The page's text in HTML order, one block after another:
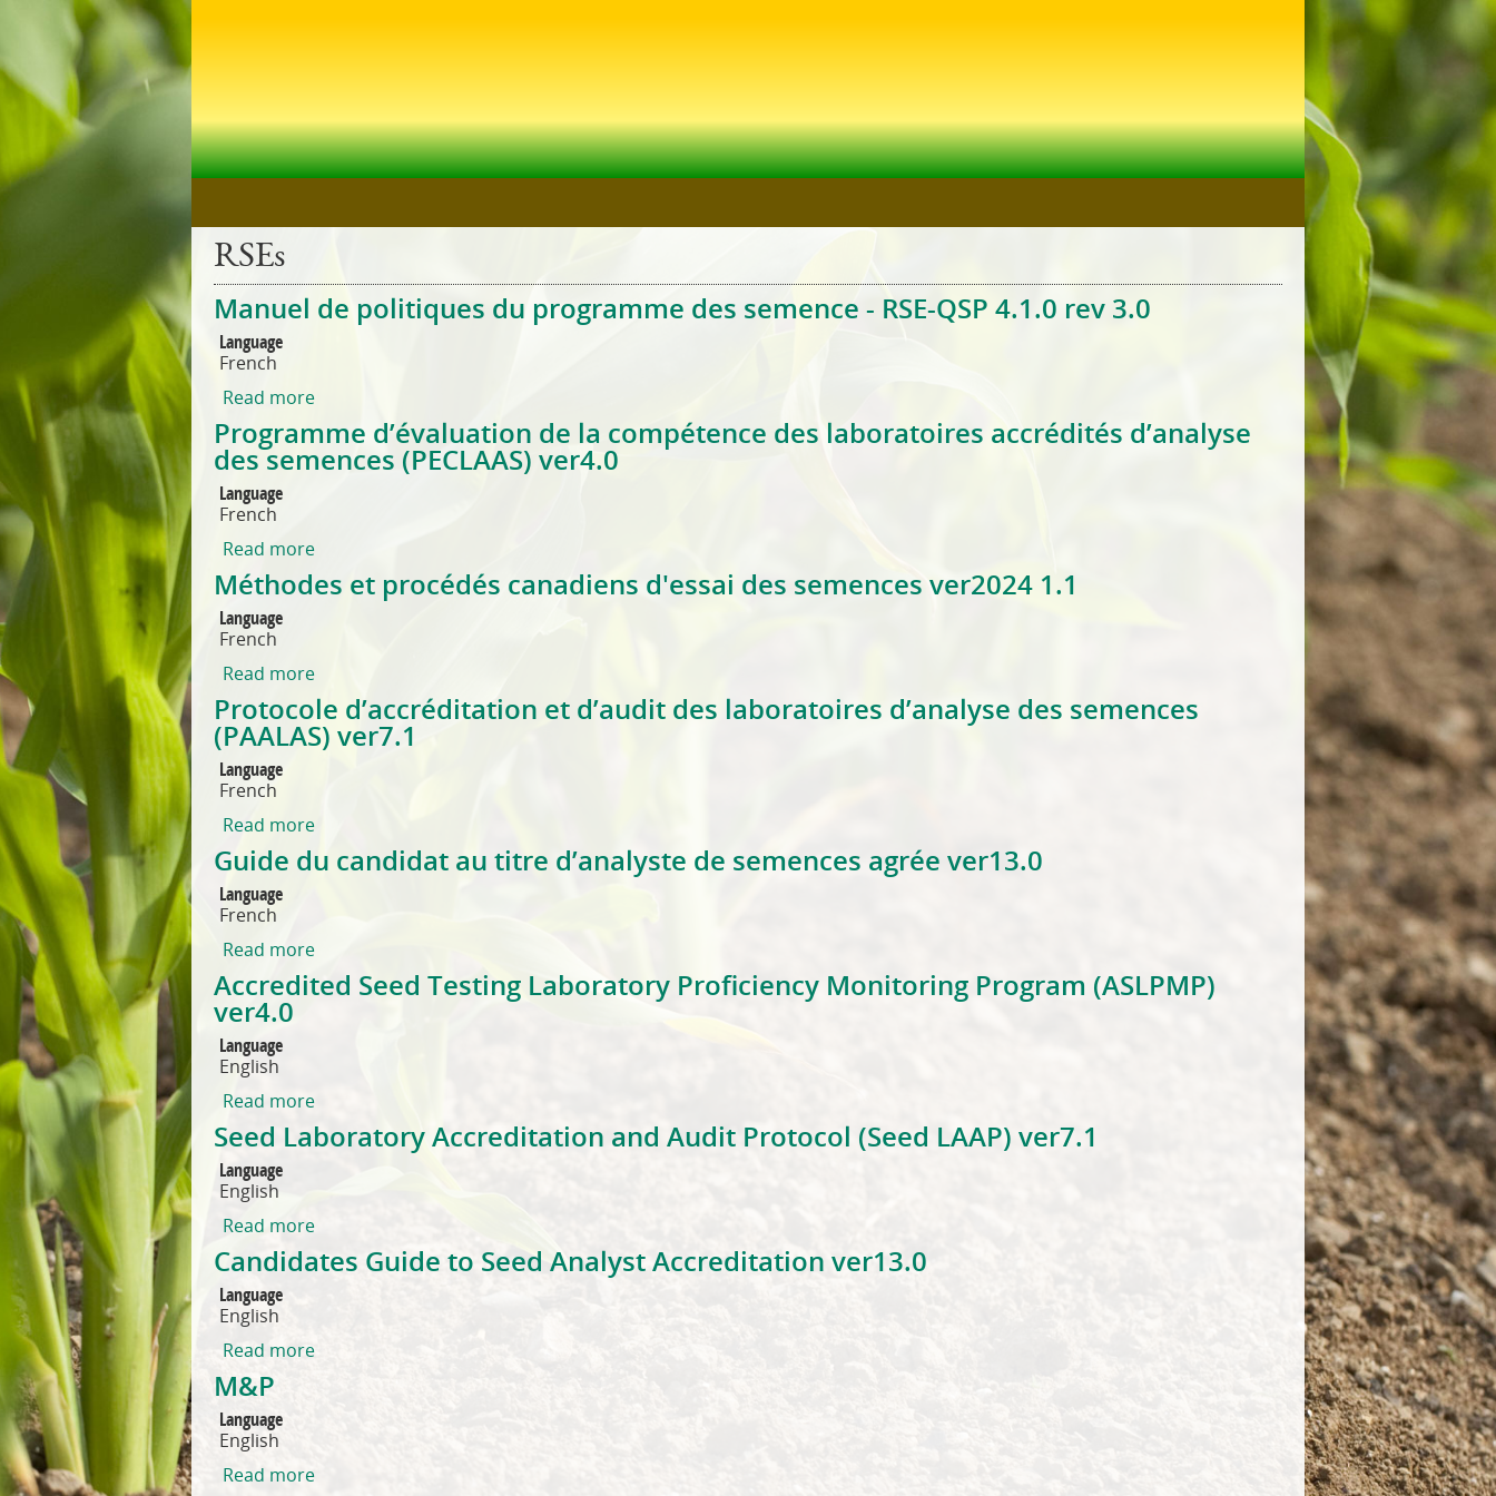
RSEs
Manuel de politiques du programme des semence - RSE-QSP 4.1.0 rev 3.0
Language
French
Read more
Programme d’évaluation de la compétence des laboratoires accrédités d’analyse
des semences (PECLAAS) ver4.0
Language
French
Read more
Méthodes et procédés canadiens d'essai des semences ver2024 1.1
Language
French
Read more
Protocole d’accréditation et d’audit des laboratoires d’analyse des semences
(PAALAS) ver7.1
Language
French
Read more
Guide du candidat au titre d’analyste de semences agrée ver13.0
Language
French
Read more
Accredited Seed Testing Laboratory Proficiency Monitoring Program (ASLPMP)
ver4.0
Language
English
Read more
Seed Laboratory Accreditation and Audit Protocol (Seed LAAP) ver7.1
Language
English
Read more
Candidates Guide to Seed Analyst Accreditation ver13.0
Language
English
Read more
M&P
Language
English
Read more